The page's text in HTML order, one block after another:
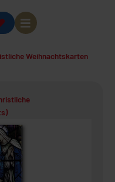
Weihnachtskarten